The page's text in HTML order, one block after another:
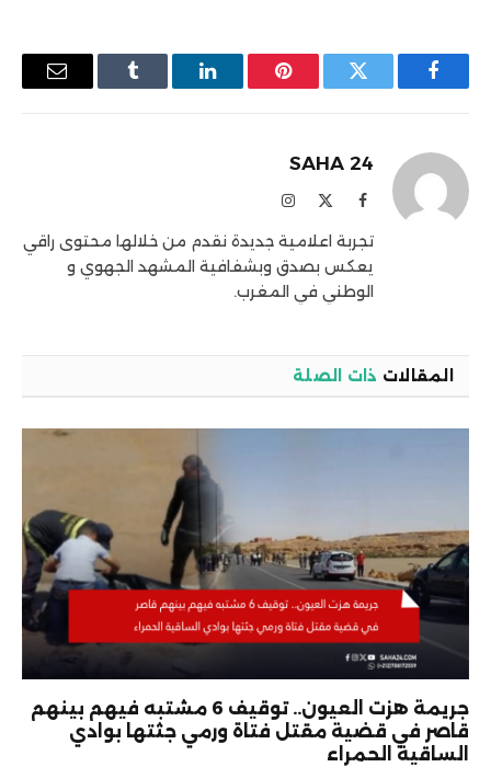
فيسبوك تويتر بينتيريستلينكدإن Tumblr
البريد
SAHA 24
فيسبوك الانستغرام
تجربة اعلامية جديدة نقدم من خلالها محتوى راقي
يعكس بصدق وبشفافية المشهد الجهوي و
الوطني في المغرب.
المقالات ذات الصلة
جريمة هزت العيون.. توقيف 6 مشتبه فيهم بينهم
قاصر في قضية مقتل فتاة ورمي جثتها بوادي
الساقية الحمراء